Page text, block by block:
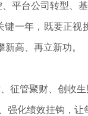
平台公司转型、
一年，既要正视
高、再立新功。
征管聚财、创收
强化绩效挂钩，让